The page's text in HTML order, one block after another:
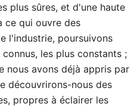
plus sûres, et d'une haute
ce qui ouvre des
l'industrie, poursuivons
les plus constants ;
nous avons déjà appris par
découvrirons-nous des
propres à éclairer les